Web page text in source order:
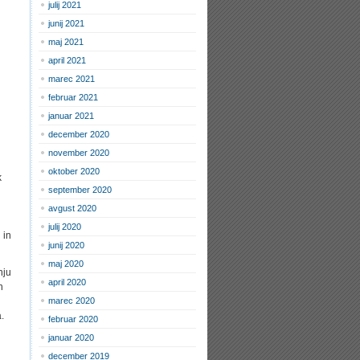
in
julij 2021
junij 2021
maj 2021
april 2021
marec 2021
februar 2021
januar 2021
december 2020
november 2020
oktober 2020
september 2020
avgust 2020
julij 2020
junij 2020
maj 2020
april 2020
marec 2020
februar 2020
januar 2020
december 2019